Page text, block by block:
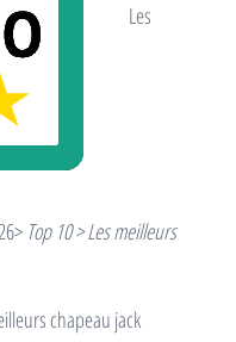
Les
Top 10 > Les meilleurs
chapeau jack